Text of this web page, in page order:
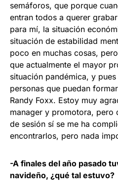
semáforos, que porque
entran todos a querer
para mí, la situación
situación de estabilidad
poco en muchas cosas,
que actualmente el mayor
situación pandémica, y
personas que puedan
Randy Foxx. Estoy muy
manager y promotora, pero
de sesión sí se me ha
encontrarlos, pero nada
-A finales del año pasado
navideño, ¿qué tal estuvo?